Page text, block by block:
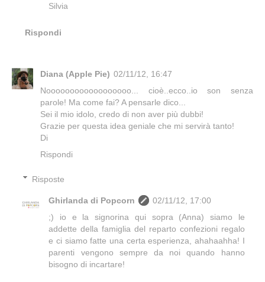
Silvia
Rispondi
Diana (Apple Pie) 02/11/12, 16:47
Noooooooooooooooooo... cioè..ecco..io son senza
parole! Ma come fai? A pensarle dico...
Sei il mio idolo, credo di non aver più dubbi!
Grazie per questa idea geniale che mi servirà tanto!
Di
Rispondi
Risposte
Ghirlanda di Popcorn
02/11/12, 17:00
;) io e la signorina qui sopra (Anna) siamo le
addette della famiglia del reparto confezioni regalo
e ci siamo fatte una certa esperienza, ahahaahha! I
parenti vengono sempre da noi quando hanno
bisogno di incartare!